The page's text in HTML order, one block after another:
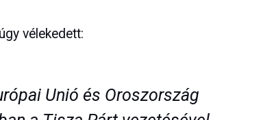
vélekedett:
Unió és Oroszország